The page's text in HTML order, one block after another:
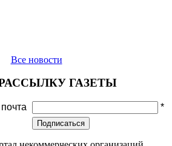
Все новости
ГАЗЕТЫ
*
Подписаться